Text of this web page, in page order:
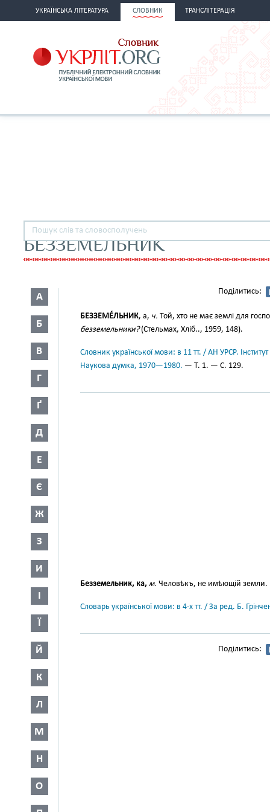
УКРАЇНСЬКА ЛІТЕРАТУРА СЛОВНИК ТРАНСЛІТЕРАЦІЯ
БЕЗЗЕМЕЛЬНИК
А
Б
В
Г
Ґ
Д
Е
Є
Ж
З
И
І
Ї
Й
К
Л
М
Н
О
Поділитись:
БЕЗЗЕМЕ́ЛЬНИК, а, ч. Той, хто не має землі для
безземельники?(Стельмах, Хліб.., 1959, 148).
Словник української мови: в 11 тт. / АН УРСР.
Наукова думка, 1970—1980. — Т. 1. — С. 129.
Безземельник, ка, м. Человѣкъ, не имѣющій земли.
Словарь української мови: в 4-х тт. / За ред. Б.
Поділитись: